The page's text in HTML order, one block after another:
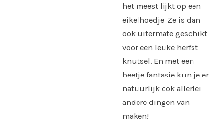
het meest lijkt op een
eikelhoedje. Ze is dan
ook uitermate geschikt
voor een leuke herfst
knutsel. En met een
beetje fantasie kun je er
natuurlijk ook allerlei
andere dingen van
maken!